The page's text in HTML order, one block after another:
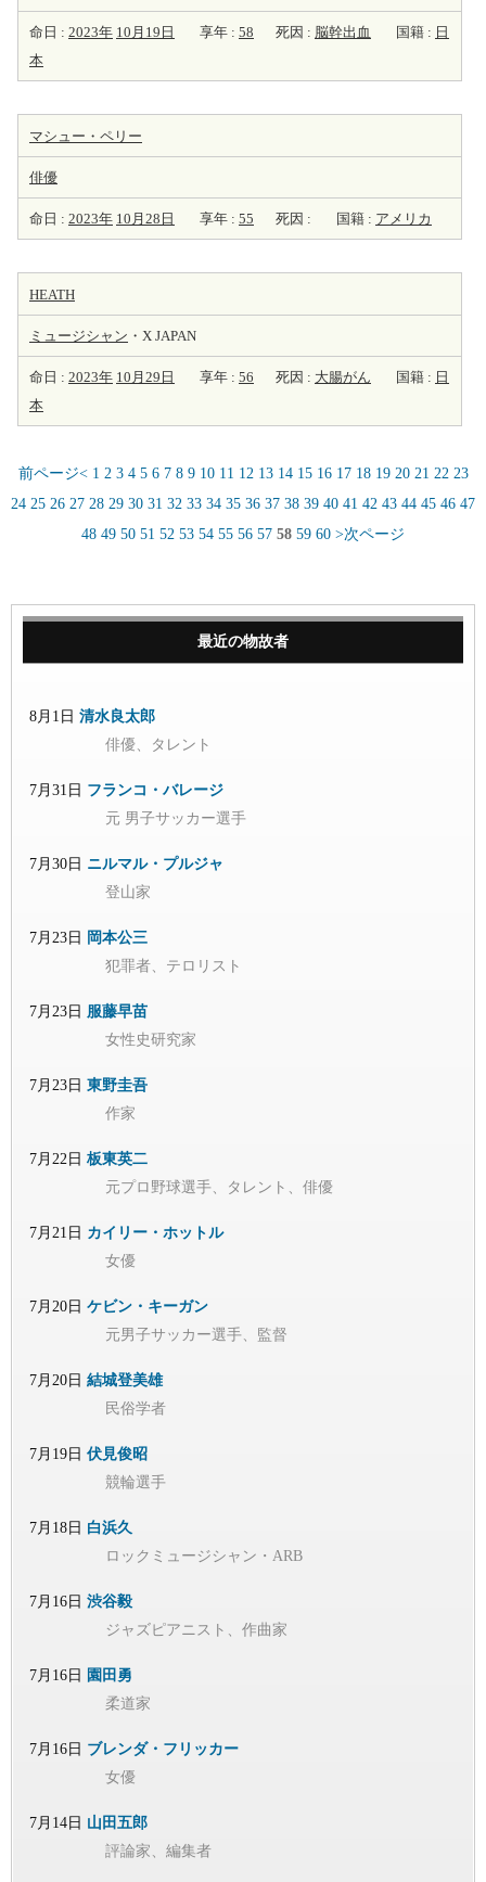
命日 : 2023年 10月19日 享年 : 58 死因 : 脳幹出血 国籍 : 日
本
マシュー・ペリー
俳優
命日 : 2023年 10月28日 享年 : 55 死因 : 国籍 : アメリカ
HEATH
ミュージシャン ・X JAPAN
命日 : 2023年 10月29日 享年 : 56 死因 : 大腸がん 国籍 : 日
本
前ページ< 1 2 3 4 5 6 7 8 9 10 11 12 13 14 15 16 17 18 19 20 21 22 23
24 25 26 27 28 29 30 31 32 33 34 35 36 37 38 39 40 41 42 43 44 45 46 47
48 49 50 51 52 53 54 55 56 57 58 59 60 >次ページ
最近の物故者
8月1日 清水良太郎
俳優、タレント
7月31日 フランコ・バレージ
元 男子サッカー選手
7月30日 ニルマル・プルジャ
登山家
7月23日 岡本公三
犯罪者、テロリスト
7月23日 服藤早苗
女性史研究家
7月23日 東野圭吾
作家
7月22日 板東英二
元プロ野球選手、タレント、俳優
7月21日 カイリー・ホットル
女優
7月20日 ケビン・キーガン
元男子サッカー選手、監督
7月20日 結城登美雄
民俗学者
7月19日 伏見俊昭
競輪選手
7月18日 白浜久
ロックミュージシャン・ARB
7月16日 渋谷毅
ジャズピアニスト、作曲家
7月16日 園田勇
柔道家
7月16日 ブレンダ・フリッカー
女優
7月14日 山田五郎
評論家、編集者